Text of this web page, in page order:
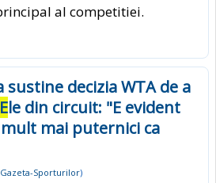
al competitiei.
sustine decizia WTA de a
le din circuit: "E evident
mai puternici ca
Gazeta-Sporturilor)